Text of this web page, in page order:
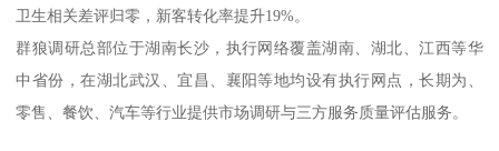
卫生相关差评归零，新客转化率提升19%。
群狼调研总部位于湖南长沙，执行网络覆盖湖南、湖北、江西等华
中省份，在湖北武汉、宜昌、襄阳等地均设有执行网点，长期为、
零售、餐饮、汽车等行业提供市场调研与三方服务质量评估服务。